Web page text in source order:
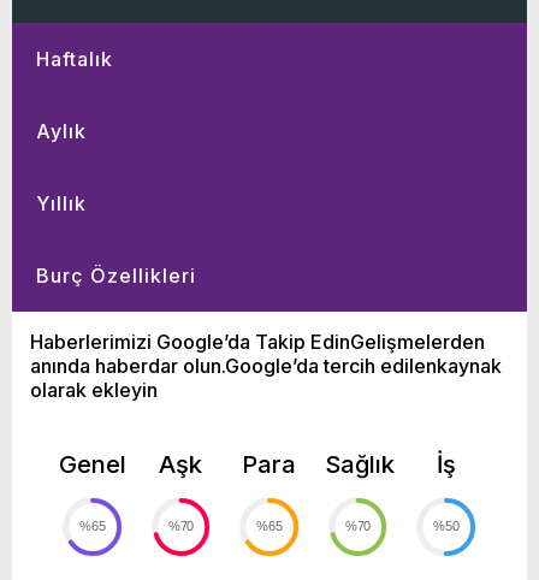
Haftalık
Aylık
Yıllık
Burç Özellikleri
Haberlerimizi Google’da Takip EdinGelişmelerden
anında haberdar olun.Google’da tercih edilenkaynak
olarak ekleyin
Genel
%65
Aşk
%70
Para
%65
Sağlık
%70
İş
%50